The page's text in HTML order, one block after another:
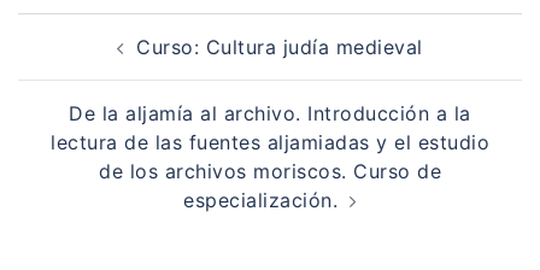
Navegación
entradas
Curso: Cultura judía medieval
De la aljamía al archivo. Introducción a la
lectura de las fuentes aljamiadas y el estudio
de los archivos moriscos. Curso de
especialización.